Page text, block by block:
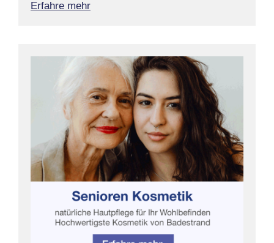
Erfahre mehr